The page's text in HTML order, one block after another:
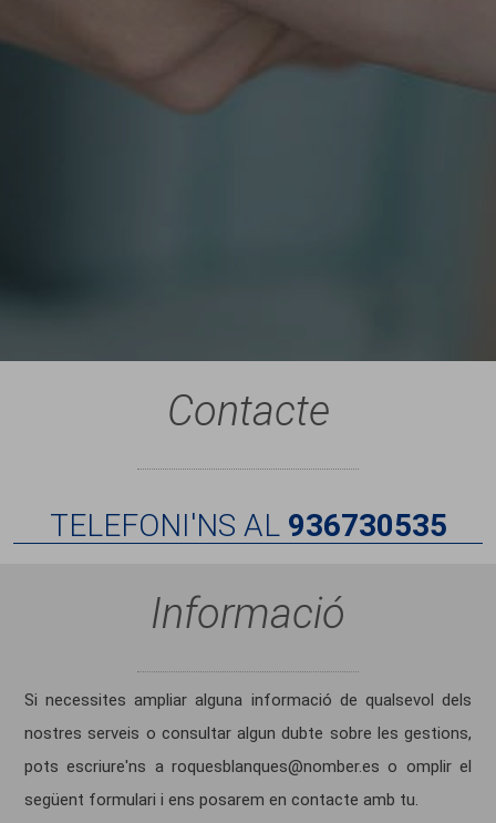
Contacte
TELEFONI'NS AL 936730535
Informació
Si necessites ampliar alguna informació de qualsevol dels
nostres serveis o consultar algun dubte sobre les gestions,
pots escriure'ns a roquesblanques@nomber.es o omplir el
següent formulari i ens posarem en contacte amb tu.